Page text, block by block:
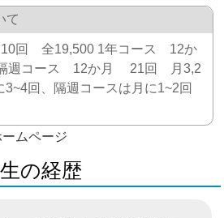
て
回 全19,500 1年コース 12か
週コース 12か月 21回 月3,2
回、隔週コースは月に1~2回
の経歴